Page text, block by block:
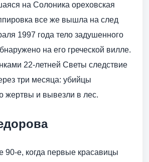
на Солоника ореховская
все же вышла на след
1997 года тело задушенного
на его греческой вилле.
22-летней Светы следствие
три месяца: убийцы
жертвы и вывезли в лес.
90-е, когда первые красавицы